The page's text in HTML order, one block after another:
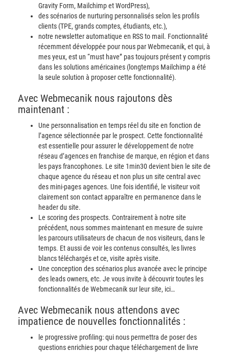
Gravity Form, Mailchimp et WordPress),
des scénarios de nurturing personnalisés selon les profils
clients (TPE, grands comptes, étudiants, etc.),
notre newsletter automatique en RSS to mail. Fonctionnalité
récemment développée pour nous par Webmecanik, et qui, à
mes yeux, est un “must have” pas toujours présent y compris
dans les solutions américaines (longtemps Mailchimp a été
la seule solution à proposer cette fonctionnalité).
Avec Webmecanik nous rajoutons dès
maintenant :
Une personnalisation en temps réel du site en fonction de
l’agence sélectionnée par le prospect. Cette fonctionnalité
est essentielle pour assurer le développement de notre
réseau d’agences en franchise de marque, en région et dans
les pays francophones. Le site 1min30 devient bien le site de
chaque agence du réseau et non plus un site central avec
des mini-pages agences. Une fois identifié, le visiteur voit
clairement son contact apparaître en permanence dans le
header du site.
Le scoring des prospects. Contrairement à notre site
précédent, nous sommes maintenant en mesure de suivre
les parcours utilisateurs de chacun de nos visiteurs, dans le
temps. Et aussi de voir les contenus consultés, les livres
blancs téléchargés et ce, visite après visite.
Une conception des scénarios plus avancée avec le principe
des leads owners, etc. Je vous invite à découvrir toutes les
fonctionnalités de Webmecanik sur leur site, ici…
Avec Webmecanik nous attendons avec
impatience de nouvelles fonctionnalités :
le progressive profiling: qui nous permettra de poser des
questions enrichies pour chaque téléchargement de livre